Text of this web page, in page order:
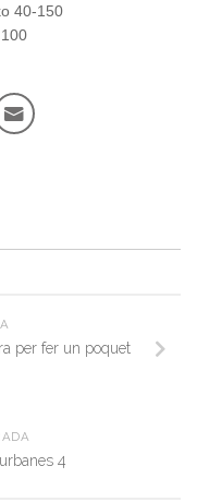
40-150
per fer un poquet
4